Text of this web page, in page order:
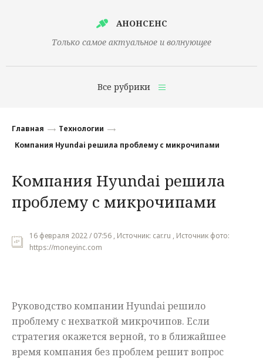
АНОНСЕНС
Только самое актуальное и волнующее
Все рубрики
Финансы
Наука
Культура
Общество
Происшествия
Главная
Технологии
Компания Hyundai решила проблему с микрочипами
Компания Hyundai решила
проблему с микрочипами
16 февраля 2022 / 07:56 , Источник: car.ru , Источник фото:
https://moneyinc.com
Руководство компании Hyundai решило
проблему с нехваткой микрочипов. Если
стратегия окажется верной, то в ближайшее
время компания без проблем решит вопрос